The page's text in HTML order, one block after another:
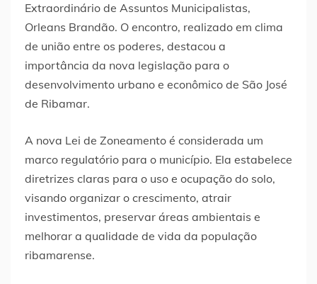
Extraordinário de Assuntos Municipalistas,
Orleans Brandão. O encontro, realizado em clima
de união entre os poderes, destacou a
importância da nova legislação para o
desenvolvimento urbano e econômico de São José
de Ribamar.
A nova Lei de Zoneamento é considerada um
marco regulatório para o município. Ela estabelece
diretrizes claras para o uso e ocupação do solo,
visando organizar o crescimento, atrair
investimentos, preservar áreas ambientais e
melhorar a qualidade de vida da população
ribamarense.